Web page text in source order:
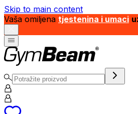
Skip to main content
Vaša omiljena tjestenina i umaci